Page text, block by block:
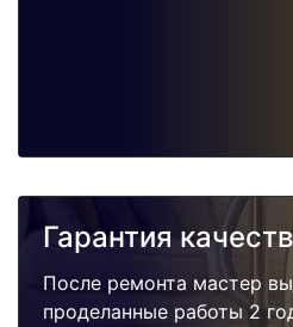
Гарантия
После ремонта мастер
проделанные работы 2